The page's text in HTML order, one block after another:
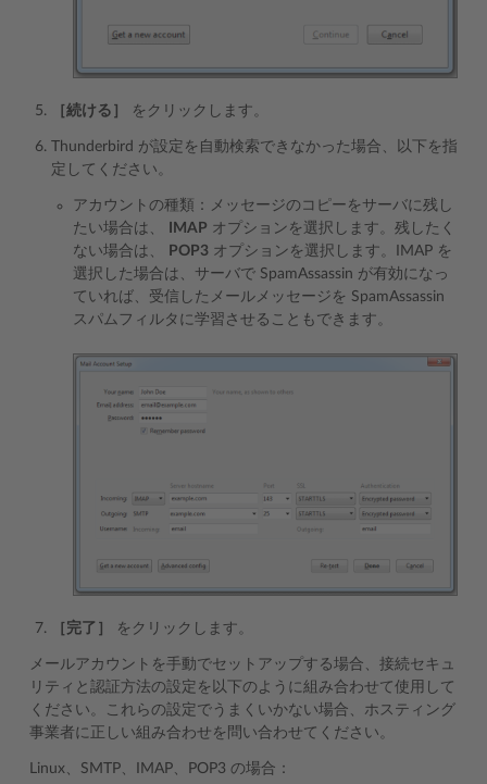
［続ける］ をクリックします。
Thunderbird が設定を自動検索できなかった場合、以下を指
定してください。
アカウントの種類：メッセージのコピーをサーバに残し
たい場合は、
IMAP オプションを選択します。残したく
ない場合は、
POP3 オプションを選択します。IMAP を
選択した場合は、サーバで SpamAssassin が有効になっ
ていれば、受信したメールメッセージを SpamAssassin
スパムフィルタに学習させることもできます。
［完了］ をクリックします。
メールアカウントを手動でセットアップする場合、接続セキュ
リティと認証方法の設定を以下のように組み合わせて使用して
ください。これらの設定でうまくいかない場合、ホスティング
事業者に正しい組み合わせを問い合わせてください。
Linux、SMTP、IMAP、POP3 の場合：